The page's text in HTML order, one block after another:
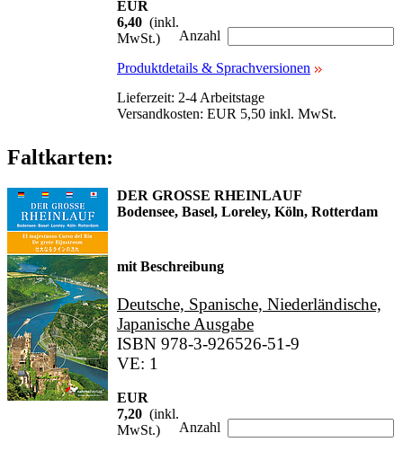
EUR
6,40 (inkl.
MwSt.)
Anzahl
Produktdetails & Sprachversionen
Lieferzeit: 2-4 Arbeitstage
Versandkosten: EUR 5,50 inkl. MwSt.
Faltkarten:
DER GROSSE RHEINLAUF
Bodensee, Basel, Loreley, Köln, Rotterdam
mit Beschreibung
Deutsche, Spanische, Niederländische,
Japanische Ausgabe
ISBN 978-3-926526-51-9
VE: 1
EUR
7,20 (inkl.
MwSt.)
Anzahl